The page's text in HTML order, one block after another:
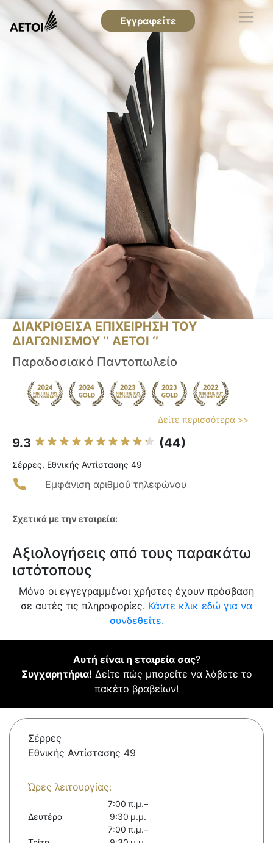
Εγγραφείτε
ΔΙΑΚΡΙΘΕΙΣΑ ΕΠΙΧΕΙΡΗΣΗ ΤΟΥ
ΔΙΑΓΩΝΙΣΜΟΥ ‘’ ΑΕΤΟΙ ‘’
Παραδοσιακό Παντοπωλείο
Δείτε περισσότερα >>
9.3 (44)
Σέρρες, Εθνικής Αντίστασης 49
Εμφάνιση αριθμού τηλεφώνου
Σχετικά με την εταιρεία:
Αξιολογήσεις από τους παρακάτω
ιστότοπους
Μόνο οι εγγεγραμμένοι χρήστες έχουν πρόσβαση
σε αυτές τις πληροφορίες. Κάντε κλικ εδώ για να
συνδεθείτε.
Αυτή είναι η εταιρεία σας?
Συγχαρητήρια! Δείτε πώς μπορείτε να λάβετε το
πακέτο βραβείων!
Σέρρες
Εθνικής Αντίστασης 49
Ώρες λειτουργίας:
Δευτέρα
7:00 π.μ.–
9:30 μ.μ.
7:00 π.μ.–